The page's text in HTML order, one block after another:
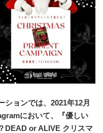
ションでは、2021年12月
において、『優しい
DEAD or ALIVE クリスマ